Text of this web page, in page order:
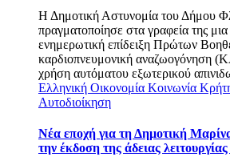
Η Δημοτική Αστυνομία του Δήμου
πραγματοποίησε στα γραφεία της
ενημερωτική επίδειξη Πρώτων
καρδιοπνευμονική αναζωογόνηση
χρήση αυτόματου εξωτερικού
Ελληνική Οικονομία Κοινωνία
Αυτοδιοίκηση
Νέα εποχή για τη Δημοτική
την έκδοση της άδειας